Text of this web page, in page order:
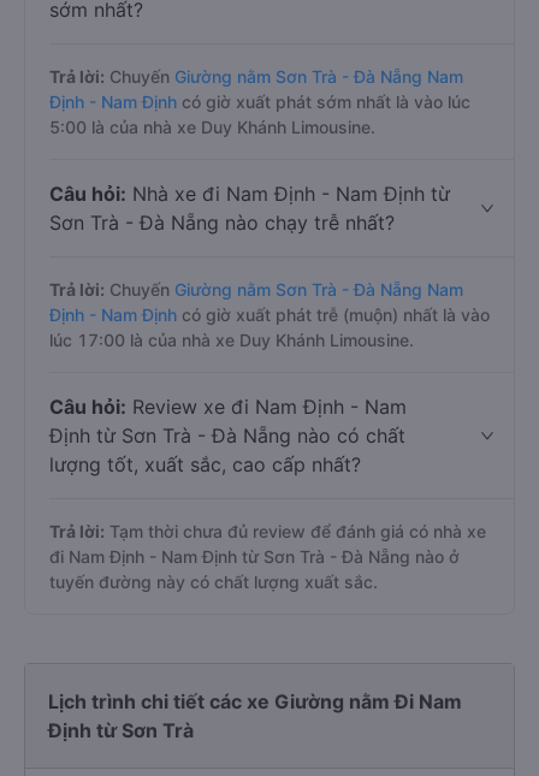
sớm nhất?
Trả lời: Chuyến Giường nằm Sơn Trà - Đà Nẵng Nam
Định - Nam Định có giờ xuất phát sớm nhất là vào lúc
5:00 là của nhà xe Duy Khánh Limousine.
Câu hỏi: Nhà xe đi Nam Định - Nam Định từ
Sơn Trà - Đà Nẵng nào chạy trễ nhất?
Trả lời: Chuyến Giường nằm Sơn Trà - Đà Nẵng Nam
Định - Nam Định có giờ xuất phát trễ (muộn) nhất là vào
lúc 17:00 là của nhà xe Duy Khánh Limousine.
Câu hỏi: Review xe đi Nam Định - Nam
Định từ Sơn Trà - Đà Nẵng nào có chất
lượng tốt, xuất sắc, cao cấp nhất?
Trả lời: Tạm thời chưa đủ review để đánh giá có nhà xe
đi Nam Định - Nam Định từ Sơn Trà - Đà Nẵng nào ở
tuyến đường này có chất lượng xuất sắc.
Lịch trình chi tiết các xe Giường nằm Đi Nam
Định từ Sơn Trà